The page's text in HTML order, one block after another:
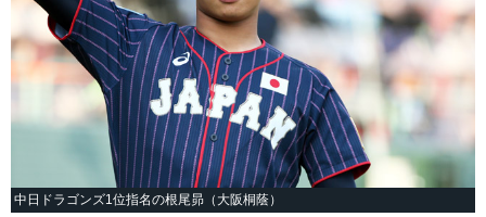
中日ドラゴンズ1位指名の根尾昴（大阪桐蔭）